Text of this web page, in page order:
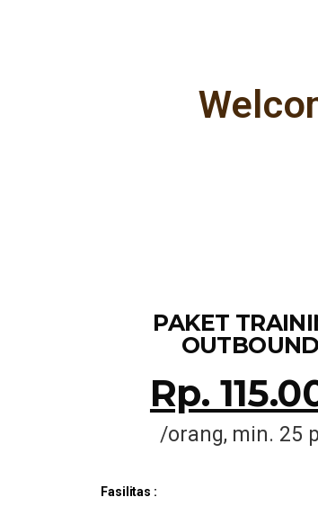
PAKET
OUTBOUND
Rp.
/orang, min. 25
Fasilitas :